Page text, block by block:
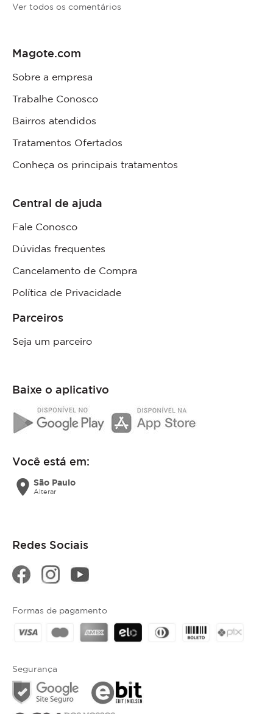
Ver todos os comentários
Magote.com
Sobre a empresa
Trabalhe Conosco
Bairros atendidos
Tratamentos Ofertados
Conheça os principais tratamentos
Central de ajuda
Fale Conosco
Dúvidas frequentes
Cancelamento de Compra
Política de Privacidade
Parceiros
Seja um parceiro
Baixe o aplicativo
Você está em:
location_on São Paulo
Alterar
Redes Sociais
Segurança
Formas de pagamento